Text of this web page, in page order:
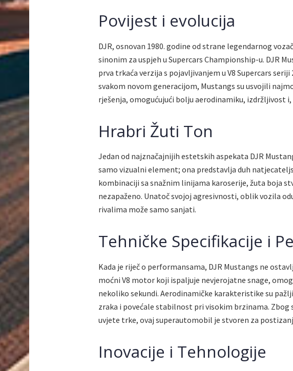
Povijest i evolucija
DJR, osnovan 1980. godine od strane legendarnog
sinonim za uspjeh u Supercars Championship-u. DJR
prva trkaća verzija s pojavljivanjem u V8 Supercars
svakom novom generacijom, Mustangs su usvojili
rješenja, omogućujući bolju aerodinamiku, izdržljivost
Hrabri Žuti Ton
Jedan od najznačajnijih estetskih aspekata DJR
samo vizualni element; ona predstavlja duh
kombinaciji sa snažnim linijama karoserije, žuta boja
nezapaženo. Unatoč svojoj agresivnosti, oblik vozila
rivalima može samo sanjati.
Tehničke Specifikacije i
Kada je riječ o performansama, DJR Mustangs ne
moćni V8 motor koji ispaljuje nevjerojatne snage,
nekoliko sekundi. Aerodinamičke karakteristike su
zraka i povećale stabilnost pri visokim brzinama. Zbog
uvjete trke, ovaj superautomobil je stvoren za
Inovacije i Tehnologije